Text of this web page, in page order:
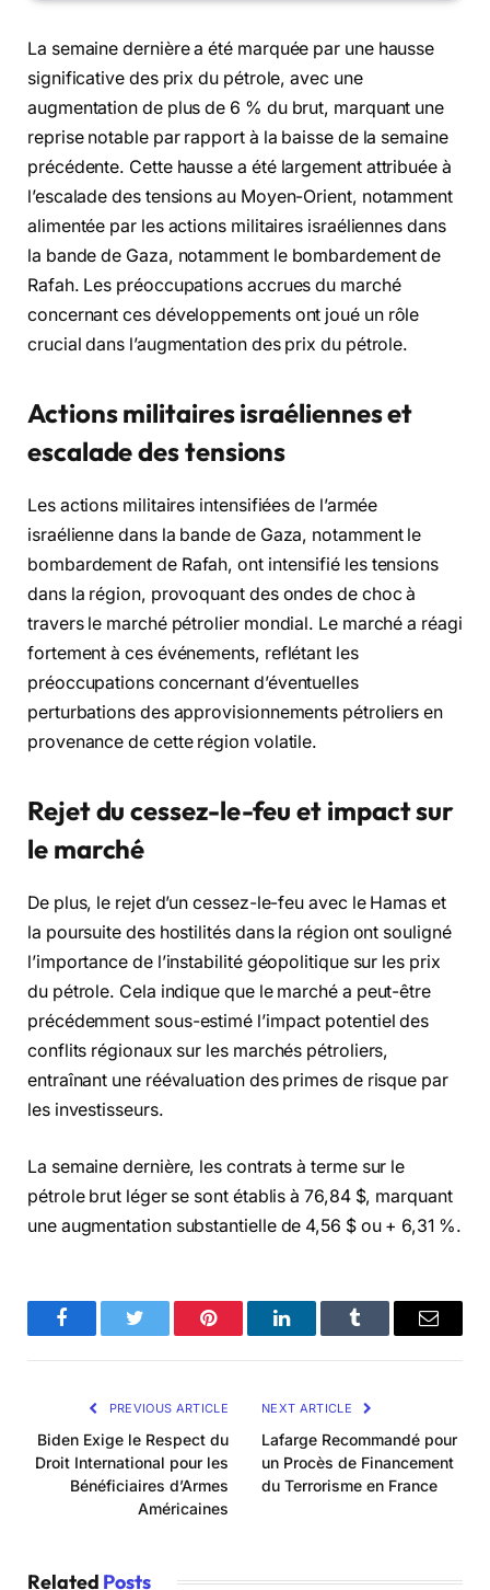
La semaine dernière a été marquée par une hausse
significative des prix du pétrole, avec une
augmentation de plus de 6 % du brut, marquant une
reprise notable par rapport à la baisse de la semaine
précédente. Cette hausse a été largement attribuée à
l’escalade des tensions au Moyen-Orient, notamment
alimentée par les actions militaires israéliennes dans
la bande de Gaza, notamment le bombardement de
Rafah. Les préoccupations accrues du marché
concernant ces développements ont joué un rôle
crucial dans l’augmentation des prix du pétrole.
Actions militaires israéliennes et
escalade des tensions
Les actions militaires intensifiées de l’armée
israélienne dans la bande de Gaza, notamment le
bombardement de Rafah, ont intensifié les tensions
dans la région, provoquant des ondes de choc à
travers le marché pétrolier mondial. Le marché a réagi
fortement à ces événements, reflétant les
préoccupations concernant d’éventuelles
perturbations des approvisionnements pétroliers en
provenance de cette région volatile.
Rejet du cessez-le-feu et impact sur
le marché
De plus, le rejet d’un cessez-le-feu avec le Hamas et
la poursuite des hostilités dans la région ont souligné
l’importance de l’instabilité géopolitique sur les prix
du pétrole. Cela indique que le marché a peut-être
précédemment sous-estimé l’impact potentiel des
conflits régionaux sur les marchés pétroliers,
entraînant une réévaluation des primes de risque par
les investisseurs.
La semaine dernière, les contrats à terme sur le
pétrole brut léger se sont établis à 76,84 $, marquant
une augmentation substantielle de 4,56 $ ou + 6,31 %.
FacebookTwitter Pinterest LinkedInTumblr Email
PREVIOUS ARTICLE
Biden Exige le Respect du
Droit International pour les
Bénéficiaires d’Armes
Américaines
NEXT ARTICLE
Lafarge Recommandé pour
un Procès de Financement
du Terrorisme en France
Related Posts